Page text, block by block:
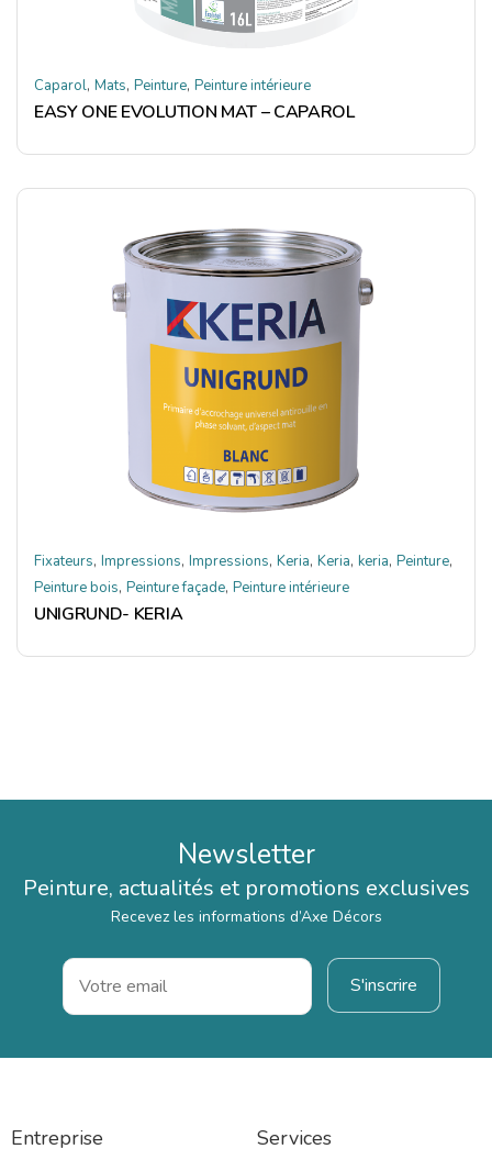
Caparol, Mats, Peinture, Peinture intérieure
EASY ONE EVOLUTION MAT – CAPAROL
Fixateurs, Impressions, Impressions, Keria, Keria, keria, Peinture,
Peinture bois, Peinture façade, Peinture intérieure
UNIGRUND- KERIA
Newsletter
Peinture, actualités et promotions exclusives
Recevez les informations d’Axe Décors
Entreprise Services